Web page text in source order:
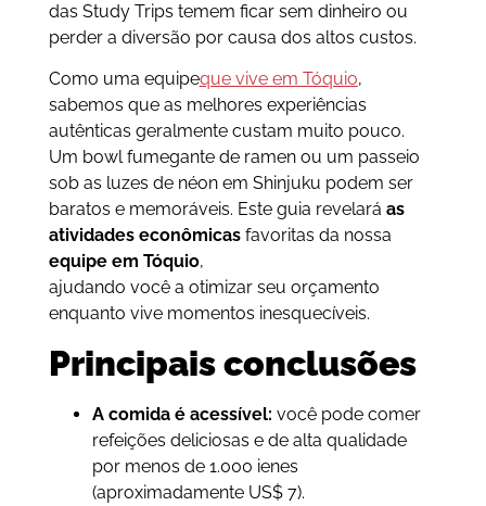
das Study Trips temem ficar sem dinheiro ou
perder a diversão por causa dos altos custos.
Como uma equipeque vive em Tóquio,
sabemos que as melhores experiências
autênticas geralmente custam muito pouco.
Um bowl fumegante de ramen ou um passeio
sob as luzes de néon em Shinjuku podem ser
baratos e memoráveis. Este guia revelará as
atividades econômicasfavoritas da nossa
equipe em Tóquio,
ajudando você a otimizar seu orçamento
enquanto vive momentos inesquecíveis.
Principais conclusões
A comida é acessível: você pode comer
refeições deliciosas e de alta qualidade
por menos de 1.000 ienes
(aproximadamente US$ 7).